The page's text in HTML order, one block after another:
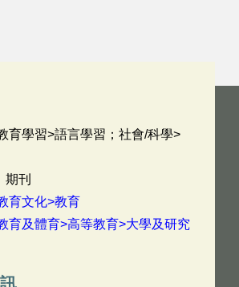
育學習>語言學習；社會/科學>
期刊
育文化>教育
育及體育>高等教育>大學及研究